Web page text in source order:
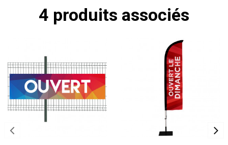
4 produits associés